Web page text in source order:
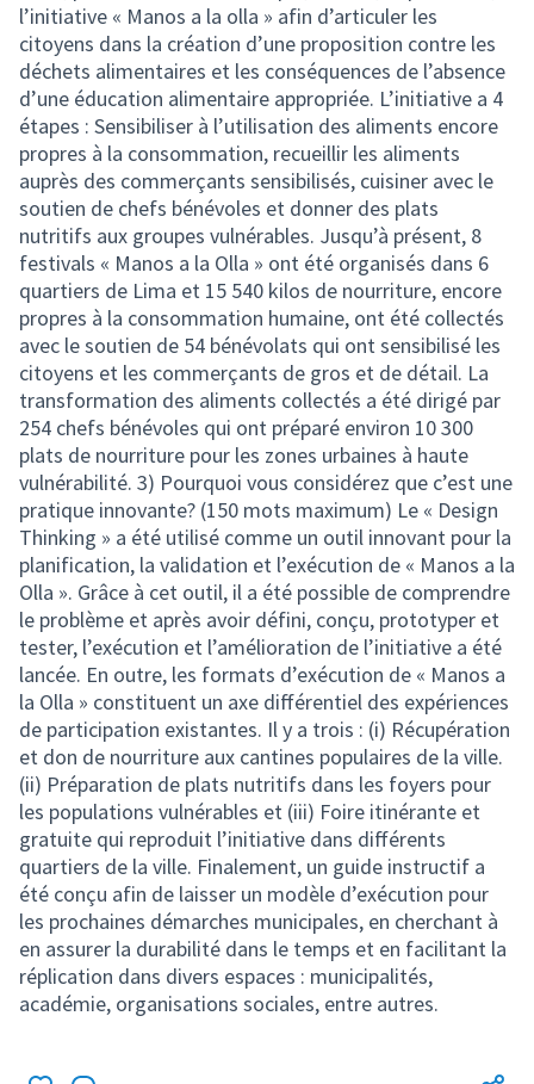
l’initiative « Manos a la olla » afin d’articuler les
citoyens dans la création d’une proposition contre les
déchets alimentaires et les conséquences de l’absence
d’une éducation alimentaire appropriée. L’initiative a 4
étapes : Sensibiliser à l’utilisation des aliments encore
propres à la consommation, recueillir les aliments
auprès des commerçants sensibilisés, cuisiner avec le
soutien de chefs bénévoles et donner des plats
nutritifs aux groupes vulnérables. Jusqu’à présent, 8
festivals « Manos a la Olla » ont été organisés dans 6
quartiers de Lima et 15 540 kilos de nourriture, encore
propres à la consommation humaine, ont été collectés
avec le soutien de 54 bénévolats qui ont sensibilisé les
citoyens et les commerçants de gros et de détail. La
transformation des aliments collectés a été dirigé par
254 chefs bénévoles qui ont préparé environ 10 300
plats de nourriture pour les zones urbaines à haute
vulnérabilité. 3) Pourquoi vous considérez que c’est une
pratique innovante? (150 mots maximum) Le « Design
Thinking » a été utilisé comme un outil innovant pour la
planification, la validation et l’exécution de « Manos a la
Olla ». Grâce à cet outil, il a été possible de comprendre
le problème et après avoir défini, conçu, prototyper et
tester, l’exécution et l’amélioration de l’initiative a été
lancée. En outre, les formats d’exécution de « Manos a
la Olla » constituent un axe différentiel des expériences
de participation existantes. Il y a trois : (i) Récupération
et don de nourriture aux cantines populaires de la ville.
(ii) Préparation de plats nutritifs dans les foyers pour
les populations vulnérables et (iii) Foire itinérante et
gratuite qui reproduit l’initiative dans différents
quartiers de la ville. Finalement, un guide instructif a
été conçu afin de laisser un modèle d’exécution pour
les prochaines démarches municipales, en cherchant à
en assurer la durabilité dans le temps et en facilitant la
réplication dans divers espaces : municipalités,
académie, organisations sociales, entre autres.